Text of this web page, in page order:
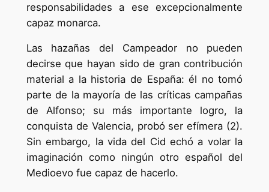
responsabilidades a ese excepcionalmente
capaz monarca.
Las hazañas del Campeador no pueden
decirse que hayan sido de gran contribución
material a la historia de España: él no tomó
parte de la mayoría de las críticas campañas
de Alfonso; su más importante logro, la
conquista de Valencia, probó ser efímera (2).
Sin embargo, la vida del Cid echó a volar la
imaginación como ningún otro español del
Medioevo fue capaz de hacerlo.